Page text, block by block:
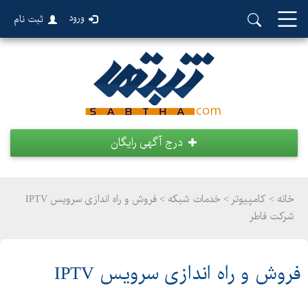
ورود ثبت نام
درج آگهی رایگان
خانه > کامپیوتر >
خدمات شبکه > فروش و راه اندازی سرویس IPTV
شرکت فاطر
فروش و راه اندازی سرویس IPTV